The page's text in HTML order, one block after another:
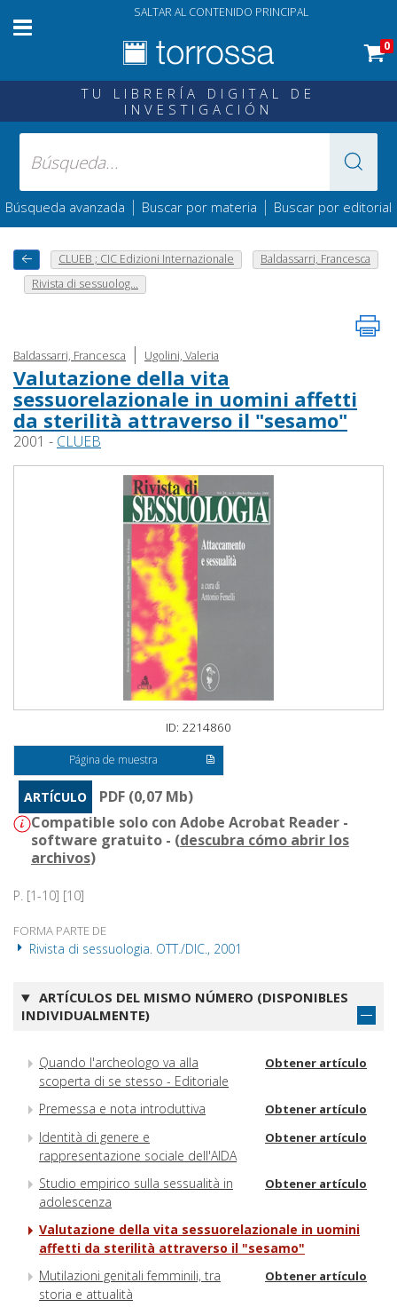
SALTAR AL CONTENIDO PRINCIPAL
0
TU LIBRERÍA DIGITAL DE
INVESTIGACIÓN
Búsqueda avanzada | Buscar por materia | Buscar por editorial
CLUEB ; CIC Edizioni Internazionale
Baldassarri, Francesca
Rivista di sessuolog...
Baldassarri, Francesca | Ugolini, Valeria
Valutazione della vita
sessuorelazionale in uomini affetti
da sterilità attraverso il "sesamo"
2001 - CLUEB
ID: 2214860
Página de muestra
ARTÍCULO
PDF (0,07 Mb)
Compatible solo con Adobe Acrobat Reader -
software gratuito - (descubra cómo abrir los
archivos)
P. [1-10] [10]
FORMA PARTE DE
Rivista di sessuologia. OTT./DIC., 2001
ARTÍCULOS DEL MISMO NÚMERO (DISPONIBLES
INDIVIDUALMENTE)
Quando l'archeologo va alla
scoperta di se stesso - Editoriale
Obtener artículo
Premessa e nota introduttiva Obtener artículo
Identità di genere e
rappresentazione sociale dell'AIDA
Obtener artículo
Studio empirico sulla sessualità in
adolescenza
Obtener artículo
Valutazione della vita sessuorelazionale in uomini
affetti da sterilità attraverso il "sesamo"
Mutilazioni genitali femminili, tra
storia e attualità
Obtener artículo